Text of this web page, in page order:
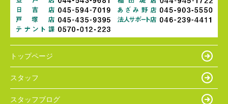
トップページ
スタッフ
スタッフブログ